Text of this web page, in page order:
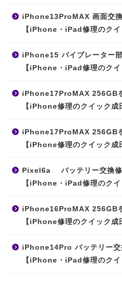
iPhone13ProMAX 画面交換
【iPhone・iPad修理のクイ
iPhone15 バイブレーター
【iPhone・iPad修理のクイ
iPhone17ProMAX 256GB
【iPhone修理のクイック成
iPhone17ProMAX 256GB
【iPhone修理のクイック成
Pixel6a バッテリー交換修
【iPhone・iPad修理のクイ
iPhone16ProMAX 256GB
【iPhone修理のクイック成
iPhone14Pro バッテリー交
【iPhone・iPad修理のクイ